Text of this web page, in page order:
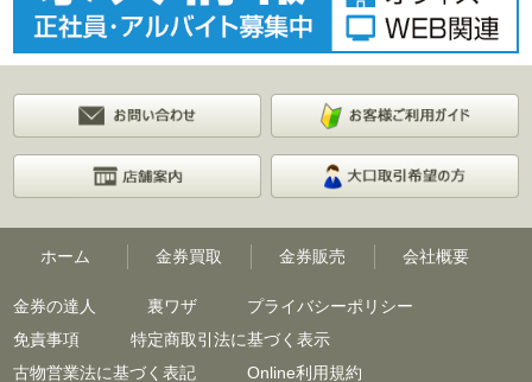
ホーム 金券買取 金券販売 会社概要
金券の達人 裏ワザ
プライバシーポリシー
免責事項
特定商取引法に基づく表示
古物営業法に基づく表記
Online利用規約